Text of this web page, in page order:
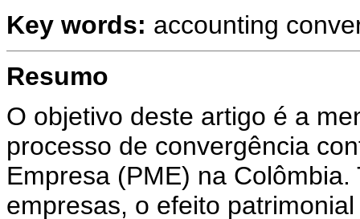
Key words: accounting
Resumo
O objetivo deste artigo é a
processo de convergência
Empresa (PME) na
empresas, o efeito